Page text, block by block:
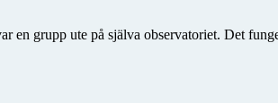
en grupp ute på själva observatoriet. Det